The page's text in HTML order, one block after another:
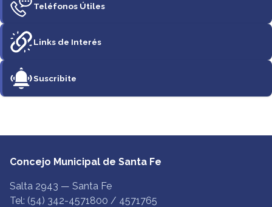
Teléfonos Útiles
Links de Interés
Suscribite
Concejo Municipal de Santa Fe
Salta 2943 — Santa Fe
Tel: (54) 342-4571800 / 4571765